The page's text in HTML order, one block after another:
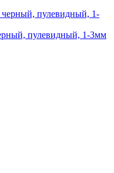
пулевидный, 1-3мм